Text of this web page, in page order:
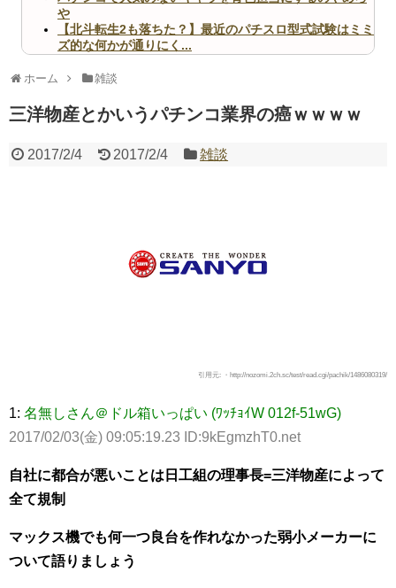
や
【北斗転生2も落ちた？】最近のパチスロ型式試験はミミ
ズ的な何かが通りにく...
いヤバいか教えて？...
ホーム 雑談
三洋物産とかいうパチンコ業界の癌ｗｗｗｗ
2017/2/4 2017/2/4 雑談
引用元: ・http://nozomi.2ch.sc/test/read.cgi/pachik/1486080319/
1: 名無しさん＠ドル箱いっぱい (ﾜｯﾁｮｲW 012f-51wG)
2017/02/03(金) 09:05:19.23 ID:9kEgmzhT0.net
自社に都合が悪いことは日工組の理事長=三洋物産によって
全て規制
マックス機でも何一つ良台を作れなかった弱小メーカーに
ついて語りましょう